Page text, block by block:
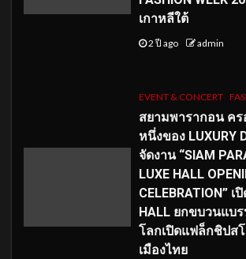
เกาหลีใต้
2 ปี ago admin
EVENT & CONCERT
สยามพารากอน คร
หนึ่งของ LUXURY
จัดงาน “SIAM
LUXE HALL
CELEBRATION” เ
HALL ยกขบวนแบ
โลกเปิดแฟล็กชิปส
เมืองไทย